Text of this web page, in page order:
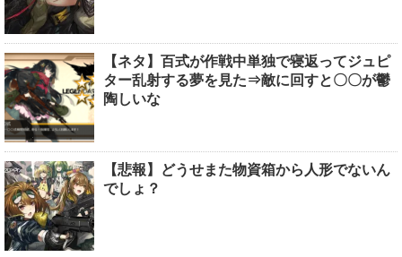
【ネタ】百式が作戦中単独で寝返ってジュピ
ター乱射する夢を見た⇒敵に回すと〇〇が鬱
陶しいな
【悲報】どうせまた物資箱から人形でないん
でしょ？